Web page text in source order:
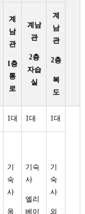
계
남
관
1층
통
로
계남
관
2층
자습
실
계
남
관
2층
복
도
1대 1대 1대
기
숙
사
옥
기숙
사
엘리
베이
기
숙
사
외